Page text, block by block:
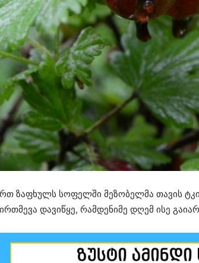
ზაფხულს სოფელში მეზობელმა თავის
დავიწყე, რამდენიმე დღემ ისე